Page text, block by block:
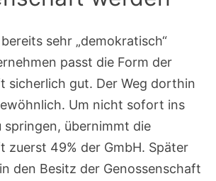
sehr „demokratisch“
passt die Form der
sicherlich gut. Der Weg dorthin
Um nicht sofort ins
springen, übernimmt die
zuerst 49% der GmbH. Später
den Besitz der Genossenschaft